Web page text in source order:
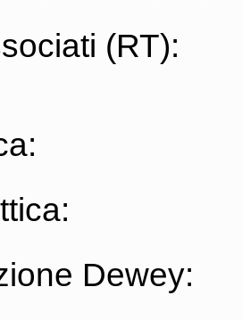
(RT):
Dewey: